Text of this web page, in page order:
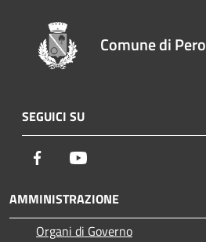
Comune di Pero
SEGUICI SU
Facebook
AMMINISTRAZIONE
Organi di Governo